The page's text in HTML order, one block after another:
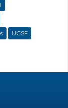
UCSF